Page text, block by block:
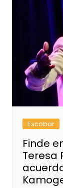
Escobar
Finde
Teresa